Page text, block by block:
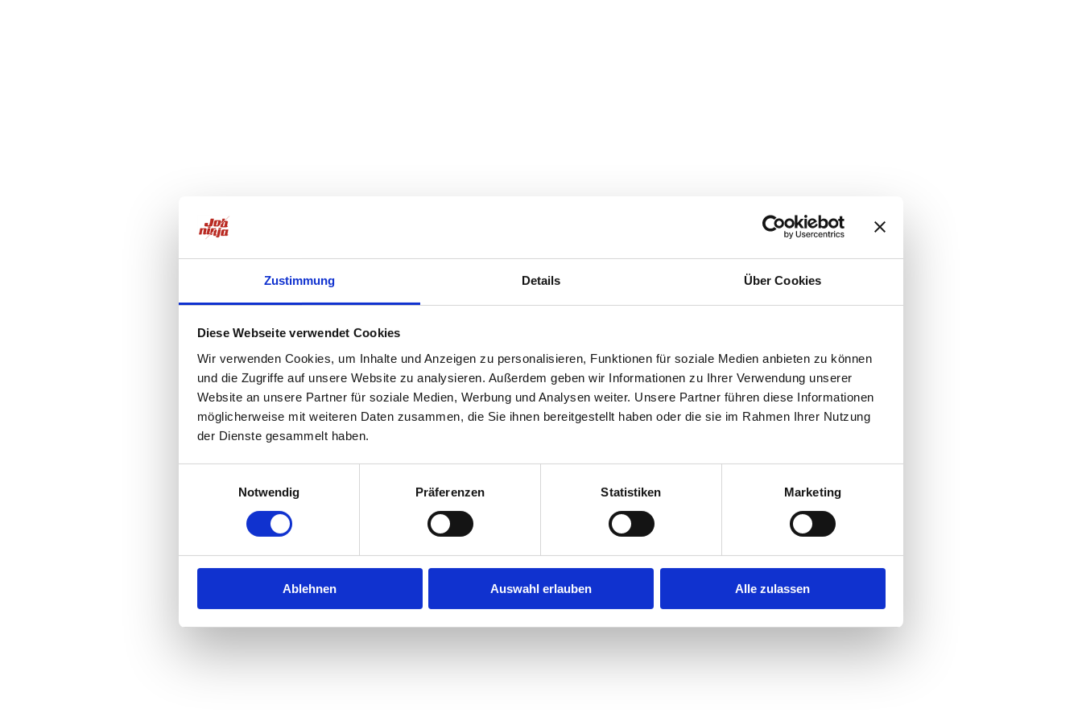
Zustimmung Details Über Cookies
Diese Webseite verwendet Cookies
Wir verwenden Cookies, um Inhalte und Anzeigen zu personalisieren, Funktionen für soziale Medien anbieten zu können
und die Zugriffe auf unsere Website zu analysieren. Außerdem geben wir Informationen zu Ihrer Verwendung unserer
Website an unsere Partner für soziale Medien, Werbung und Analysen weiter. Unsere Partner führen diese Informationen
möglicherweise mit weiteren Daten zusammen, die Sie ihnen bereitgestellt haben oder die sie im Rahmen Ihrer Nutzung
der Dienste gesammelt haben.
Notwendig
Präferenzen Statistiken Marketing
Ablehnen Auswahl erlauben Alle zulassen
Application error: aclient-side exception has occurred while loadingjobninja.com(see the browser consolefor more information).